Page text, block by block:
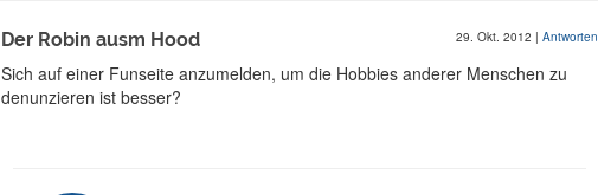
Der Robin ausm Hood 29. Okt. 2012 | Antworten
Sich auf einer Funseite anzumelden, um die Hobbies anderer Menschen zu
denunzieren ist besser?